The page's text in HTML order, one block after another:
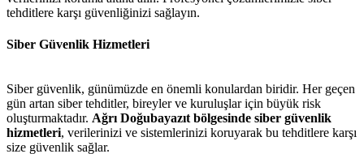
tehditlere karşı güvenliğinizi sağlayın.
Siber Güvenlik Hizmetleri
Siber güvenlik, günümüzde en önemli konulardan biridir. Her geçen
gün artan siber tehditler, bireyler ve kuruluşlar için büyük risk
oluşturmaktadır. Ağrı Doğubayazıt bölgesinde siber güvenlik
hizmetleri, verilerinizi ve sistemlerinizi koruyarak bu tehditlere karşı
size güvenlik sağlar.